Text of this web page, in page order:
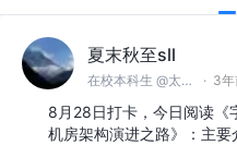
夏末秋至sll
在校本科生 @太原理工大学 · 3
8月28日打卡，今日阅读《
机房架构演进之路》：主